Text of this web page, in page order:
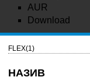
AUR
Download
FLEX(1)
НАЗИВ